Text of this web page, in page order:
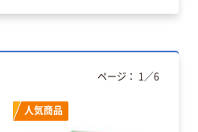
人気商品
ページ： 1 ／6